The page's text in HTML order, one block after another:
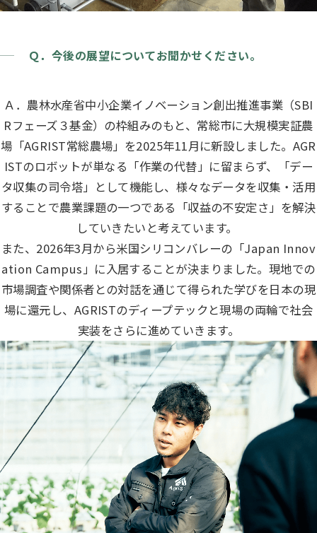
Ｑ．今後の展望についてお聞かせください。
Ａ．農林水産省中小企業イノベーション創出推進事業（SBI
Rフェーズ３基金）の枠組みのもと、常総市に大規模実証農
場「AGRIST常総農場」を2025年11月に新設しました。AGR
ISTのロボットが単なる「作業の代替」に留まらず、「デー
タ収集の司令塔」として機能し、様々なデータを収集・活用
することで農業課題の一つである「収益の不安定さ」を解決
していきたいと考えています。
また、2026年3月から米国シリコンバレーの「Japan Innov
ation Campus」に入居することが決まりました。現地での
市場調査や関係者との対話を通じて得られた学びを日本の現
場に還元し、AGRISTのディープテックと現場の両輪で社会
実装をさらに進めていきます。